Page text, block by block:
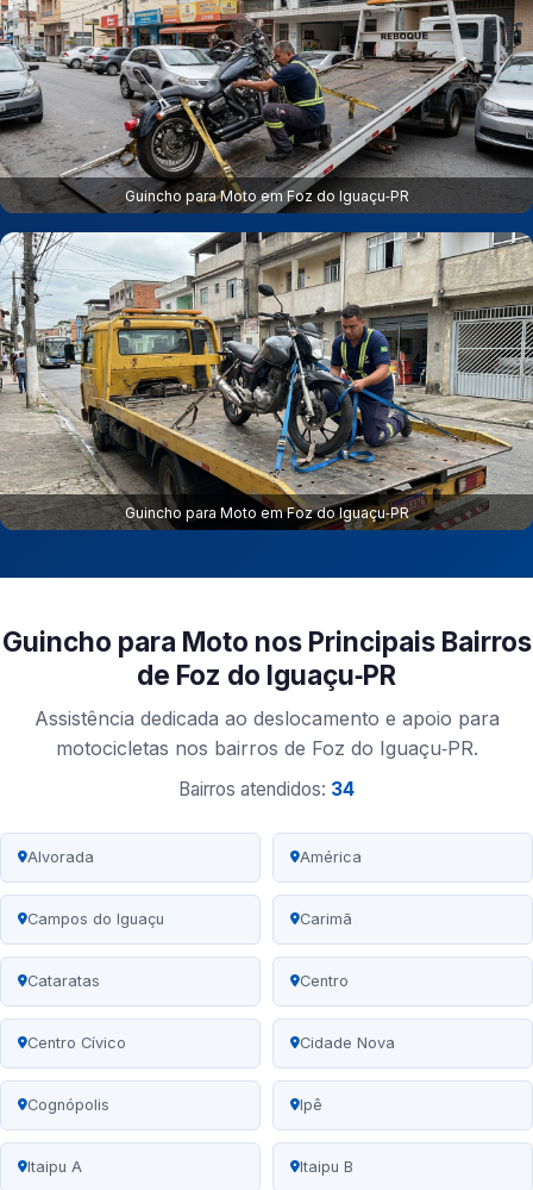
Guincho para Moto em Foz do Iguaçu‑PR
Guincho para Moto em Foz do Iguaçu‑PR
Guincho para Moto nos Principais Bairros
de Foz do Iguaçu‑PR
Assistência dedicada ao deslocamento e apoio para
motocicletas nos bairros de Foz do Iguaçu‑PR.
Bairros atendidos: 34
Alvorada América
Campos do Iguaçu Carimã
Cataratas Centro
Centro Cívico Cidade Nova
Cognópolis Ipê
Itaipu A Itaipu B